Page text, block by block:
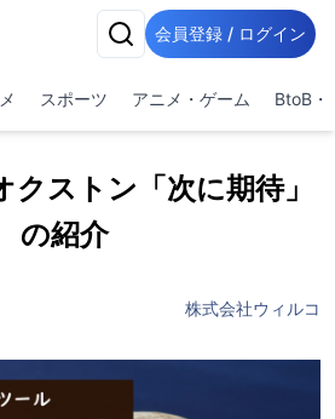
会員登録 / ログイン
スポーツ アニメ・ゲーム BtoB・
クストン「次に期待」
の紹介
株式会社ウィルコ